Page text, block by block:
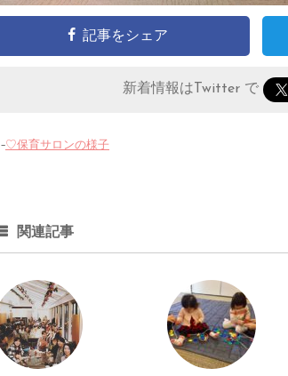
記事をシェア
新着情報はTwitter で
-♡保育サロンの様子
関連記事